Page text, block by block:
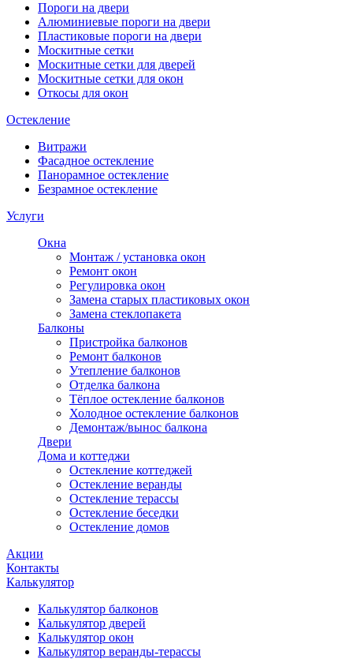
Пороги на двери
Алюминиевые пороги на двери
Пластиковые пороги на двери
Москитные сетки
Москитные сетки для дверей
Москитные сетки для окон
Откосы для окон
Остекление
Витражи
Фасадное остекление
Панорамное остекление
Безрамное остекление
Услуги
Окна
Монтаж / установка окон
Ремонт окон
Регулировка окон
Замена старых пластиковых окон
Замена стеклопакета
Балконы
Пристройка балконов
Ремонт балконов
Утепление балконов
Отделка балкона
Тёплое остекление балконов
Холодное остекление балконов
Демонтаж/вынос балкона
Двери
Дома и коттеджи
Остекление коттеджей
Остекление веранды
Остекление терассы
Остекление беседки
Остекление домов
Акции
Контакты
Калькулятор
Калькулятор балконов
Калькулятор дверей
Калькулятор окон
Калькулятор веранды-терассы